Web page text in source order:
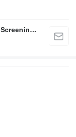
FABO Mobile & Stationary Crushing and Screening Plants | Concrete Batching Plants Manufacturer